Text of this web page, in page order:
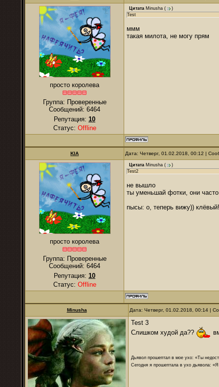
просто королева
Группа: Проверенные
Сообщений: 6464
Репутация: 10
Статус: Offline
Цитата Minusha (
)
Test
ммм
такая милота, не могу прям
KIA Дата: Четверг, 01.02.2018, 00:12 |
просто королева
Группа: Проверенные
Сообщений: 6464
Репутация: 10
Статус: Offline
Цитата Minusha (
)
Test2
не вышло
ты уменьшай фотки, они
пысы: о, теперь вижу)) клёвый!
Minusha Дата: Четверг, 01.02.2018, 00:14 |
Test 3
Слишком худой да??
Дьявол прошептал в мое ухо: «Ты
Сегодня я прошептала в ухо дьявола: